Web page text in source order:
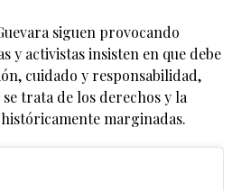
siguen provocando
y activistas insisten en que debe
cuidado y responsabilidad,
trata de los derechos y la
marginadas.